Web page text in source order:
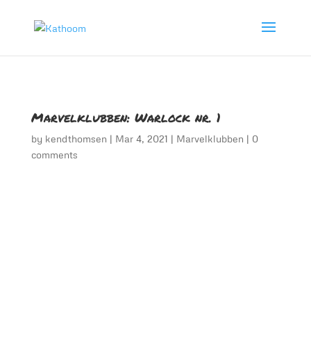
Marvelklubben: Warlock nr. 1
by kendthomsen | Mar 4, 2021 | Marvelklubben | 0
comments